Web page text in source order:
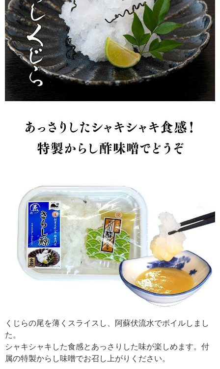
くじらの尾を薄くスライスし、阿蘇伏流水でボイルしまし
た。
シャキシャキした食感とあっさりした味が楽しめます。付
属の特製からし味噌でお召し上がりください。